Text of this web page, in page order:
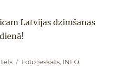
Latvijas dzimšanas
dienā!
Kategorijas
Foto ieskats, INFO